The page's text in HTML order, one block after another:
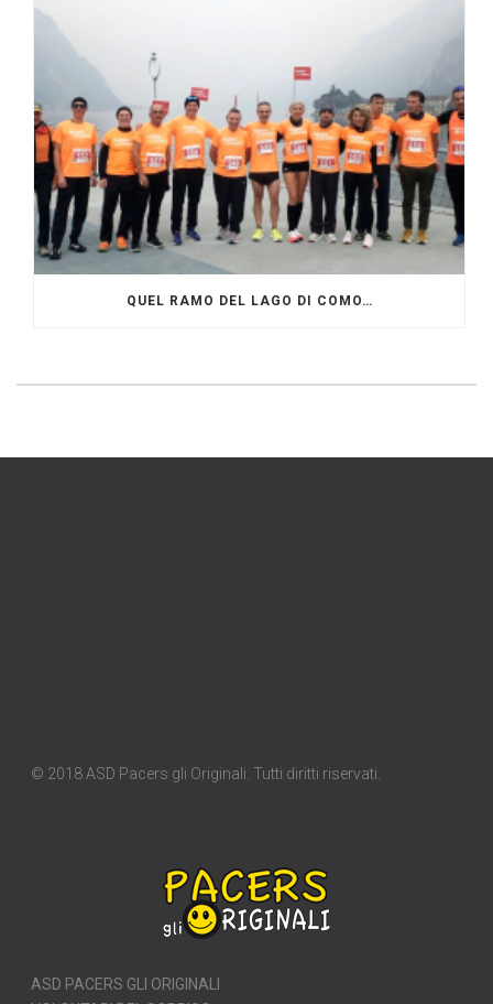
QUEL RAMO DEL LAGO DI COMO…
© 2018 ASD Pacers gli Originali. Tutti diritti riservati.
ASD PACERS GLI ORIGINALI